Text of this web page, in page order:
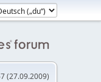
(27.09.2009)